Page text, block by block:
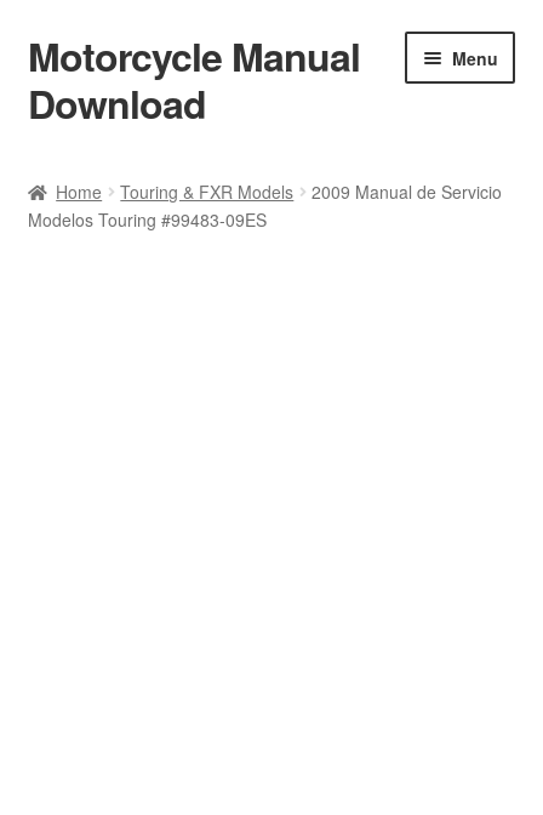
Skip
to
navigation
Skip
to
content
Motorcycle Manual
Download
Menu
Shop
Home Touring & FXR Models
2009 Manual de Servicio
Modelos Touring #99483-09ES